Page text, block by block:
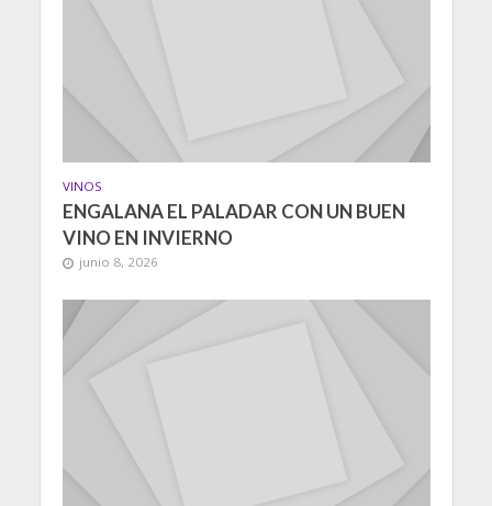
VINOS
ENGALANA EL PALADAR CON UN BUEN
VINO EN INVIERNO
junio 8, 2026